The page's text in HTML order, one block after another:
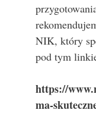
NIK, który
pod tym
https://
ma-